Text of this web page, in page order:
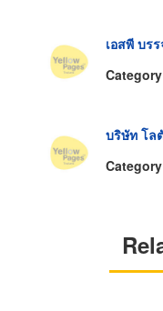
เอสพี บร
บริษัท โล